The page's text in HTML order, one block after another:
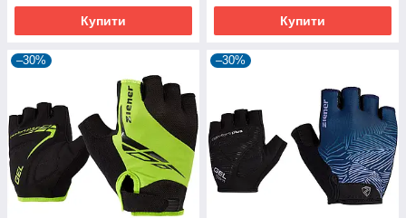
Купити Купити
–30% –30%